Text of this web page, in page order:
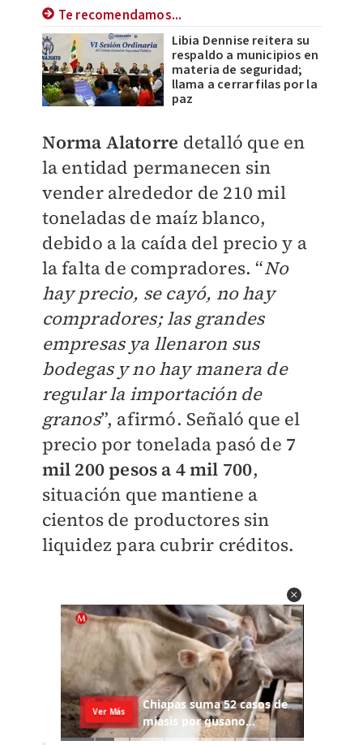
Te recomendamos...
Libia Dennise reitera su
respaldo a municipios en
materia de seguridad;
llama a cerrar filas por la
paz
Norma Alatorre detalló que en
la entidad permanecen sin
vender alrededor de 210 mil
toneladas de maíz blanco,
debido a la caída del precio y a
la falta de compradores. “No
hay precio, se cayó, no hay
compradores; las grandes
empresas ya llenaron sus
bodegas y no hay manera de
regular la importación de
granos”, afirmó. Señaló que el
precio por tonelada pasó de 7
mil 200 pesos a 4 mil 700,
situación que mantiene a
cientos de productores sin
liquidez para cubrir créditos.